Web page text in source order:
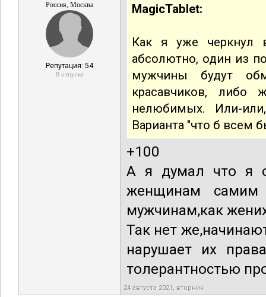
Россия, Москва
Репутация: 54
В отпуске
MagicTablet:
Как я уже черкнул
абсолютно, один из
мужчины будут
красавчиков,
нелюбимых. Или-
Варианта "что б всем
+100
А я думал что я
женщинам самим
мужчинам,как
Так нет
нарушает их
толерантностью
24 августа 2021, вторник